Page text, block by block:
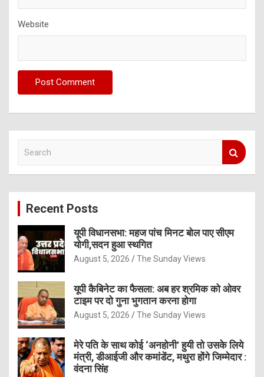
Website
c
Recent Posts
यूपी विधानसभा: महज पांच मिनट बोल पाए सीएम
योगी,सदन हुआ स्थगित
August 5, 2026 The Sunday Views
यूपी कैबिनेट का फैसला: अब हर श्रमिक को ओवर
टाइम पर दो गुना भुगतान करना होगा
August 5, 2026 The Sunday Views
मेरे पति के साथ कोई ‘अनहोनी’ हुयी तो उसके लिये
मंत्री, डीआईजी और कमांडेंट, मथुरा होंगे जिम्मेदार :
वंदना सिंह